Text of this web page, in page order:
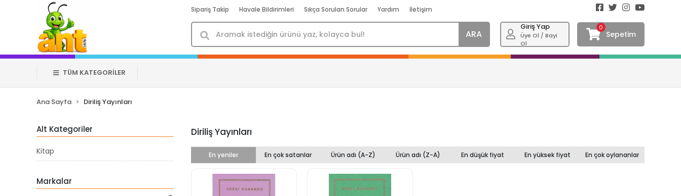
Sipariş Takip Havale Bildirimleri Sıkça Sorulan Sorular Yardım İletişim
ARA
Giriş Yap
Üye Ol / Bayi
Ol
0
Sepetim
TÜM KATEGORİLER
Ana Sayfa Diriliş Yayınları
Alt Kategoriler
Kitap
Markalar
Diriliş Yayınları
En yeniler En çok satanlar Ürün adı (A-Z) Ürün adı (Z-A) En düşük fiyat En yüksek fiyat En çok oylananlar